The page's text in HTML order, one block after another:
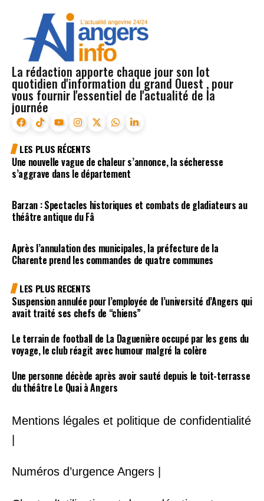
La rédaction apporte chaque jour son lot
quotidien d'information du grand Ouest , pour
vous fournir l'essentiel de l'actualité de la
journée
LES PLUS RÉCENTS
Une nouvelle vague de chaleur s’annonce, la sécheresse
s’aggrave dans le département
Barzan : Spectacles historiques et combats de gladiateurs au
théâtre antique du Fâ
Après l’annulation des municipales, la préfecture de la
Charente prend les commandes de quatre communes
LES PLUS RECENTS
Suspension annulée pour l’employée de l’université d’Angers qui
avait traité ses chefs de “chiens”
Le terrain de football de La Daguenière occupé par les gens du
voyage, le club réagit avec humour malgré la colère
Une personne décède après avoir sauté depuis le toit-terrasse
du théâtre Le Quai à Angers
Mentions légales et politique de confidentialité
|
Numéros d’urgence Angers |